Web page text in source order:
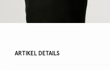
ARTIKEL DETAILS